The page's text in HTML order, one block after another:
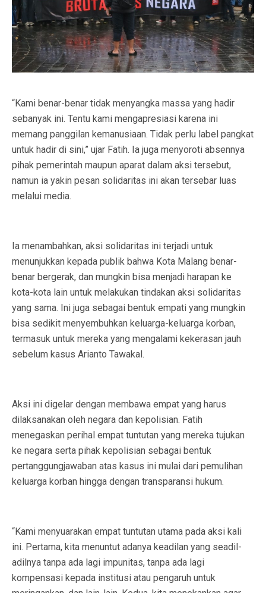
“Kami benar-benar tidak menyangka massa yang hadir
sebanyak ini. Tentu kami mengapresiasi karena ini
memang panggilan kemanusiaan. Tidak perlu label pangkat
untuk hadir di sini,” ujar Fatih. Ia juga menyoroti absennya
pihak pemerintah maupun aparat dalam aksi tersebut,
namun ia yakin pesan solidaritas ini akan tersebar luas
melalui media.
Ia menambahkan, aksi solidaritas ini terjadi untuk
menunjukkan kepada publik bahwa Kota Malang benar-
benar bergerak, dan mungkin bisa menjadi harapan ke
kota-kota lain untuk melakukan tindakan aksi solidaritas
yang sama. Ini juga sebagai bentuk empati yang mungkin
bisa sedikit menyembuhkan keluarga-keluarga korban,
termasuk untuk mereka yang mengalami kekerasan jauh
sebelum kasus Arianto Tawakal.
Aksi ini digelar dengan membawa empat yang harus
dilaksanakan oleh negara dan kepolisian. Fatih
menegaskan perihal empat tuntutan yang mereka tujukan
ke negara serta pihak kepolisian sebagai bentuk
pertanggungjawaban atas kasus ini mulai dari pemulihan
keluarga korban hingga dengan transparansi hukum.
“Kami menyuarakan empat tuntutan utama pada aksi kali
ini. Pertama, kita menuntut adanya keadilan yang seadil-
adilnya tanpa ada lagi impunitas, tanpa ada lagi
kompensasi kepada institusi atau pengaruh untuk